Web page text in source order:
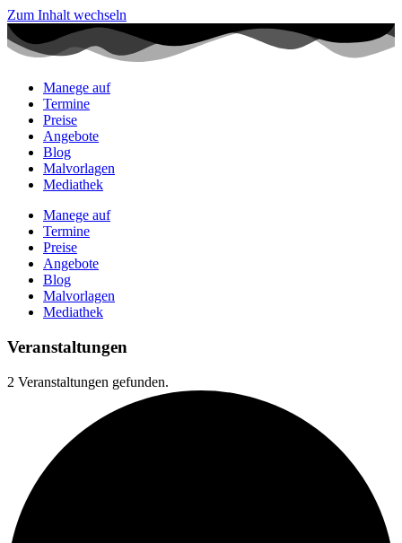
Zum Inhalt wechseln
Manege auf
Termine
Preise
Angebote
Blog
Malvorlagen
Mediathek
Manege auf
Termine
Preise
Angebote
Blog
Malvorlagen
Mediathek
Veranstaltungen
2 Veranstaltungen gefunden.